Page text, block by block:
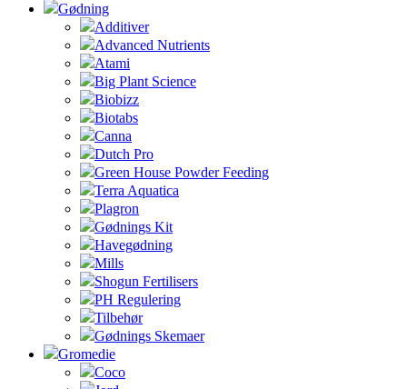
Gødning
Additiver
Advanced Nutrients
Atami
Big Plant Science
Biobizz
Biotabs
Canna
Dutch Pro
Green House Powder Feeding
Terra Aquatica
Plagron
Gødnings Kit
Havegødning
Mills
Shogun Fertilisers
PH Regulering
Tilbehør
Gødnings Skemaer
Gromedie
Coco